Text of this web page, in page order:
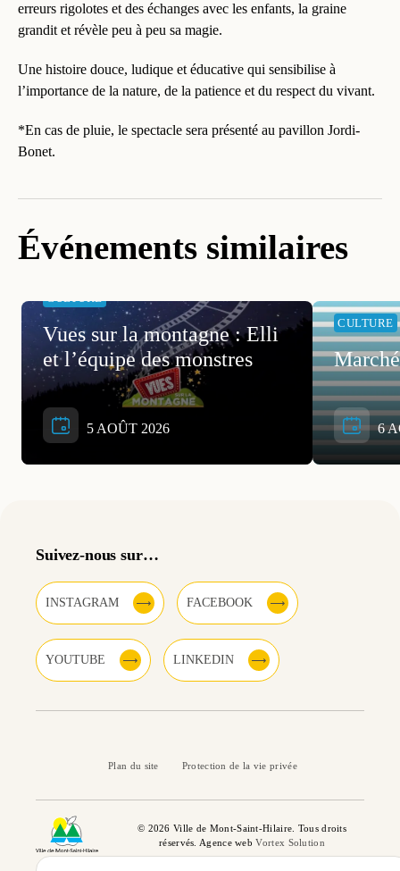
erreurs rigolotes et des échanges avec les enfants, la graine
grandit et révèle peu à peu sa magie.
Une histoire douce, ludique et éducative qui sensibilise à
l’importance de la nature, de la patience et du respect du vivant.
*En cas de pluie, le spectacle sera présenté au pavillon Jordi-
Bonet.
Événements similaires
CULTURE
Vues sur la montagne : Elli
et l’équipe des monstres
5 AOÛT 2026
CULTURE
6
Suivez-nous sur…
INSTAGRAM FACEBOOK
YOUTUBE LINKEDIN
© 2026 Ville de Mont-Saint-Hilaire. Tous droits
réservés. Agence webVortex Solution
Plan du site Protection de la vie privée